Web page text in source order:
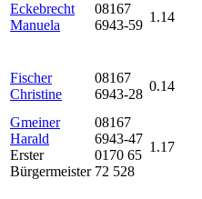
Eckebrecht
Manuela
08167
6943-59
1.14
Fischer
Christine
08167
6943-28
0.14
Gmeiner
Harald
Erster
Bürgermeister
08167
6943-47
0170 65
72 528
1.17